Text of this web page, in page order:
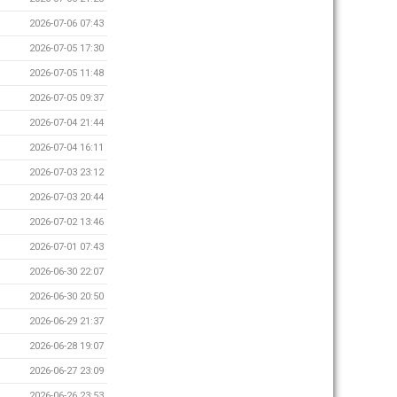
2026-07-06 07:43
2026-07-05 17:30
2026-07-05 11:48
2026-07-05 09:37
2026-07-04 21:44
2026-07-04 16:11
2026-07-03 23:12
2026-07-03 20:44
2026-07-02 13:46
2026-07-01 07:43
2026-06-30 22:07
2026-06-30 20:50
2026-06-29 21:37
2026-06-28 19:07
2026-06-27 23:09